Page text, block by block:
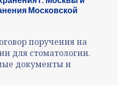
Московской
поручения на
для стоматологии.
документы и